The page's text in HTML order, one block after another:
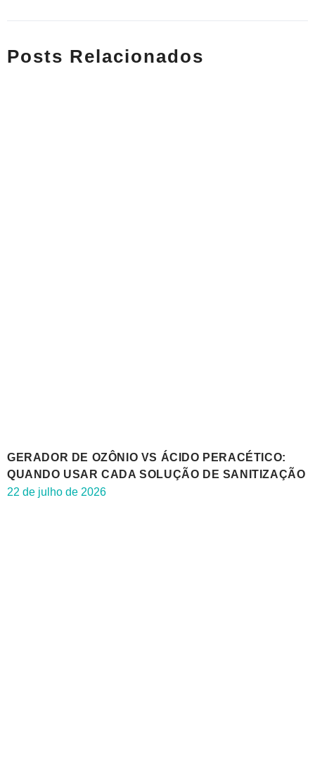
Posts Relacionados
GERADOR DE OZÔNIO VS ÁCIDO PERACÉTICO:
QUANDO USAR CADA SOLUÇÃO DE SANITIZAÇÃO
22 de julho de 2026